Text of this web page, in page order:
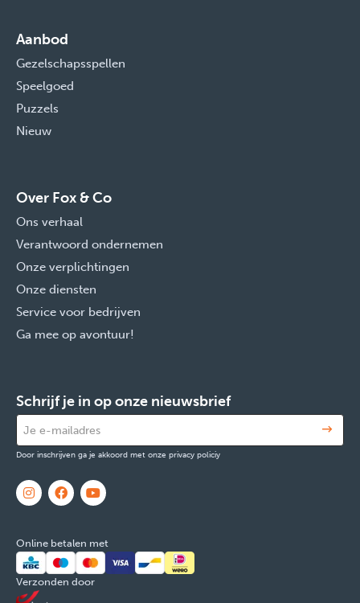
Aanbod
Gezelschapsspellen
Speelgoed
Puzzels
Nieuw
Over Fox & Co
Ons verhaal
Verantwoord ondernemen
Onze verplichtingen
Onze diensten
Service voor bedrijven
Ga mee op avontuur!
Schrijf je in op onze nieuwsbrief
Door inschrijven ga je akkoord met onze privacy policiy
Online betalen met
Verzonden door